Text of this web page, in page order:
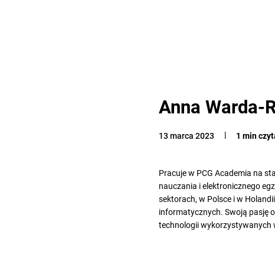
Anna Warda-
13 marca 2023 1 min
Pracuje w PCG Academia na
nauczania i elektronicznego
sektorach, w Polsce i w
informatycznych. Swoją pasję
technologii wykorzystywanych